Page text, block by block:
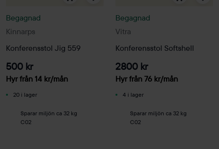
Kinnarps
Begagnad
Konferensstol Jig 559
500 kr
Hyr från 14 kr/mån
20 i lager
Sparar miljön ca 32 kg
C02
Vitra
Begagnad
Konferensstol Softshell
2800 kr
Hyr från 76 kr/mån
4 i lager
Sparar miljön ca 32 kg
C02